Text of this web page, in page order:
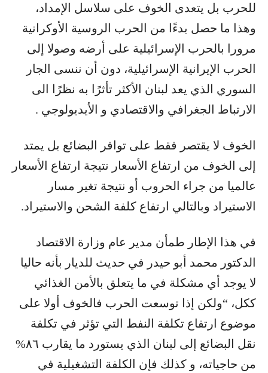
للحرب بل يتعدى الخوف على سلاسل الإمداد،
وهذا ما حصل بدءًا من الحرب الروسية الأوكرانية
مرورا بالحرب الإسرائيلية على أرضه وصولا إلى
الحرب الإيرانية الإسرائيلية، دون أن ننسى الجار
السوري الذي يعد لبنان الأكثر تأثرًا به نظرًا الى
الارتباط الجغرافي والاقتصادي و الأيديولوجي .
الخوف لا يقتصر فقط على توافر البضائع بل يمتد
إلى الخوف من ارتفاع الأسعار نتيجة ارتفاع الأسعار
عالميا من جراء الحروب أو نتيجة تغير مسار
الاستيراد وبالتالي ارتفاع كلفة الشحن والاستيراد.
في هذا الإطار طمأن مدير عام وزارة الاقتصاد
الدكتور محمد أبو حيدر في حديث للديار بأنه حاليا
لا يوجد أي مشكلة في ما يتعلق بالأمن الغذائي
ككل، “ولكن إذا توسعت الحرب فالخوف أولا على
موضوع ارتفاع تكلفة النفط التي تؤثر في تكلفة
نقل البضائع إلى لبنان الذي يستورد ما يقارب ٨٦%
من حاجياته، و كذلك فإن الكلفة التشغيلية في